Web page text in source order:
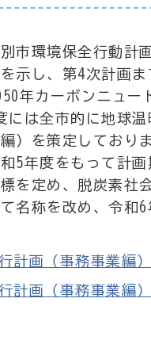
市環境保全行動計
示し、第4次計画ま
年カーボンニュー
には全市的に地球
）を策定しておりま
5年度をもって計
を定め、脱炭素社
名称を改め、令和6
計画（事務事業編
計画（事務事業編